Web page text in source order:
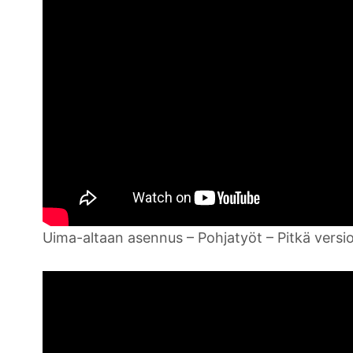
Uima-altaan asennus – Pohjatyöt – Pitkä